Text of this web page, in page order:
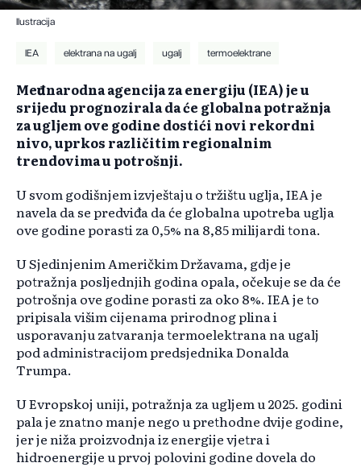
Ilustracija
IEA elektrana na ugalj ugalj termoelektrane
Međunarodna agencija za energiju (IEA) je u
srijedu prognozirala da će globalna potražnja
za ugljem ove godine dostići novi rekordni
nivo, uprkos različitim regionalnim
trendovima u potrošnji.
U svom godišnjem izvještaju o tržištu uglja, IEA je
navela da se predviđa da će globalna upotreba uglja
ove godine porasti za 0,5% na 8,85 milijardi tona.
U Sjedinjenim Američkim Državama, gdje je
potražnja posljednjih godina opala, očekuje se da će
potrošnja ove godine porasti za oko 8%. IEA je to
pripisala višim cijenama prirodnog plina i
usporavanju zatvaranja termoelektrana na ugalj
pod administracijom predsjednika Donalda
Trumpa.
U Evropskoj uniji, potražnja za ugljem u 2025. godini
pala je znatno manje nego u prethodne dvije godine,
jer je niža proizvodnja iz energije vjetra i
hidroenergije u prvoj polovini godine dovela do